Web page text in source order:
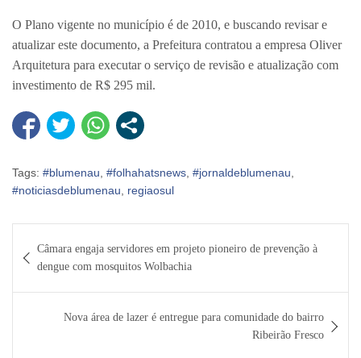
O Plano vigente no município é de 2010, e buscando revisar e
atualizar este documento, a Prefeitura contratou a empresa Oliver
Arquitetura para executar o serviço de revisão e atualização com
investimento de R$ 295 mil.
Tags: #blumenau, #folhahatsnews, #jornaldeblumenau,
#noticiasdeblumenau, regiaosul
de
Post
Câmara engaja servidores em projeto pioneiro de prevenção à
dengue com mosquitos Wolbachia
Nova área de lazer é entregue para comunidade do bairro
Ribeirão Fresco